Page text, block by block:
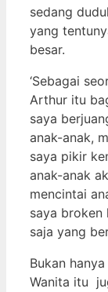
sedang
yang
besar.
‘Sebagai
Arthur itu
saya
anak-anak,
saya pikir
anak-anak
mencintai
saya broken
saja yang
Bukan
Wanita itu